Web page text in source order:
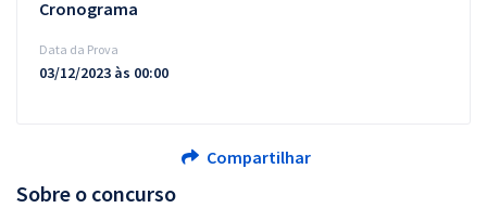
Sobre o concurso
Cronograma
Data da Prova
03/12/2023 às 00:00
Compartilhar